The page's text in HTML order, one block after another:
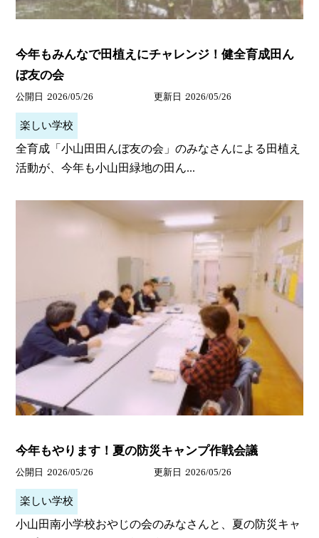
今年もみんなで田植えにチャレンジ！健全育成田ん
ぼ友の会
公開日 2026/05/26 更新日 2026/05/26
楽しい学校
全育成「小山田田んぼ友の会」のみなさんによる田植え
活動が、今年も小山田緑地の田ん...
今年もやります！夏の防災キャンプ作戦会議
公開日 2026/05/26 更新日 2026/05/26
楽しい学校
小山田南小学校おやじの会のみなさんと、夏の防災キャ